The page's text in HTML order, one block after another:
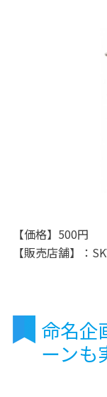
【価格】500円
【販売店舗】：
命名企
ーンも